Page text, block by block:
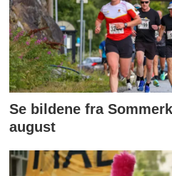
Se bildene fra
august